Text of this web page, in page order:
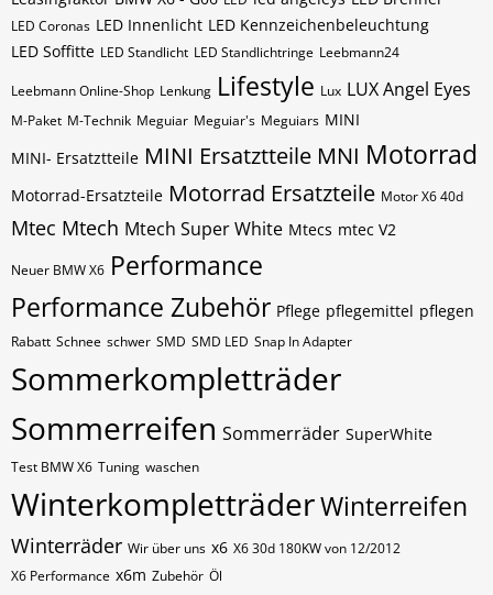
LED Coronas LED Innenlicht LED Kennzeichenbeleuchtung
LED Soffitte LED Standlicht LED Standlichtringe Leebmann24
Leebmann Online-Shop Lenkung Lifestyle Lux LUX Angel Eyes
M-Paket M-Technik Meguiar Meguiar's Meguiars MINI
MINI- Ersatztteile MINI Ersatztteile MNI Motorrad
Motorrad-Ersatzteile Motorrad Ersatzteile Motor X6 40d
Mtec Mtech Mtech Super White Mtecs mtec V2
Neuer BMW X6 Performance
Performance Zubehör Pflege pflegemittel pflegen
Rabatt Schnee schwer SMD SMD LED Snap In Adapter
Sommerkompletträder
Sommerreifen Sommerräder SuperWhite
Test BMW X6 Tuning waschen
WinterkompletträderWinterreifen
Winterräder Wir über uns x6 X6 30d 180KW von 12/2012
X6 Performance x6m Zubehör Öl